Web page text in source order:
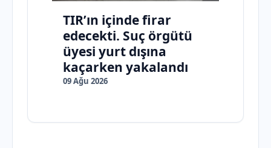
TIR’ın içinde firar
edecekti. Suç örgütü
üyesi yurt dışına
kaçarken yakalandı
09 Ağu 2026